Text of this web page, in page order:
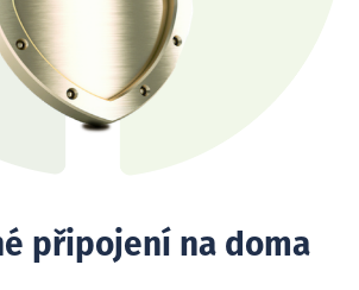
připojení na doma